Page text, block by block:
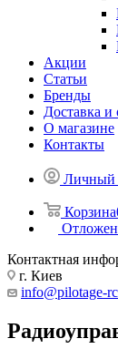
Акции
Статьи
Бренды
Доставка и
О магазине
Контакты
Личный
Корзина
Контактная
г. Киев
info@pilotage-